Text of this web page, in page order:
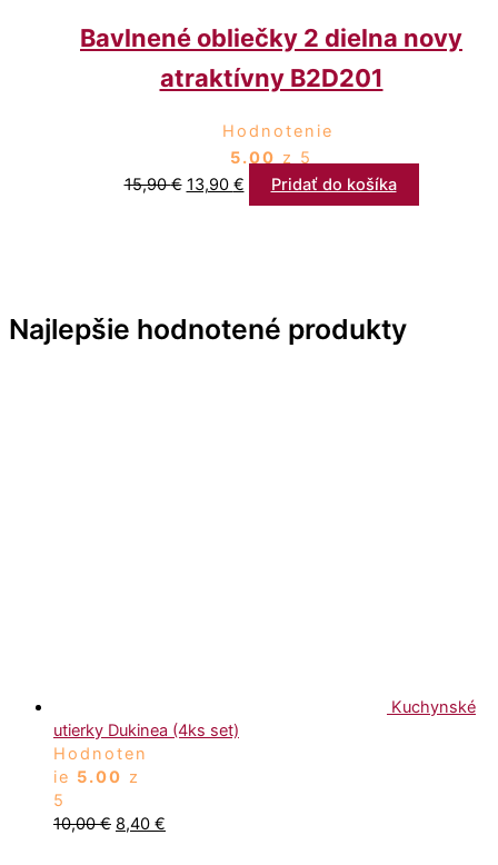
Najlepšie hodnotené produkty
Kuchynské
utierky Dukinea (4ks set)
Hodnoten
ie 5.00 z
5
10,00€ 8,40 €
Bavlnené obliečky 2 dielna novy
atraktívny B2D201
Hodnotenie
5.00 z 5
15,90€ 13,90 € Pridať do košíka